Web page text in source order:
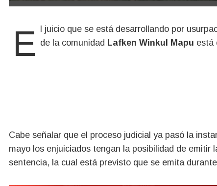
El juicio que se está desarrollando por
de la comunidad Lafken Winkul Mapu está
Cabe señalar que el proceso judicial ya pasó la
mayo los enjuiciados tengan la posibilidad de
sentencia, la cual está previsto que se emita